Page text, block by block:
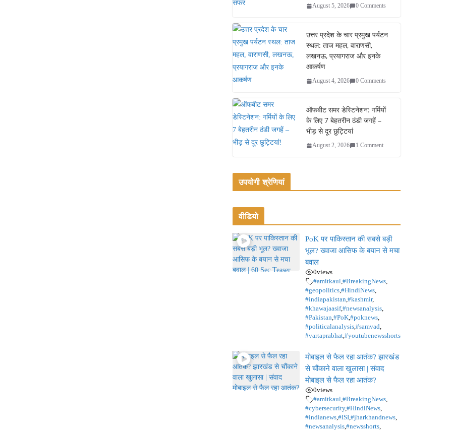
August 5, 2026 0 Comments
उत्तर प्रदेश के चार प्रमुख पर्यटन
स्थल: ताज महल, वाराणसी,
लखनऊ, प्रयागराज और इनके
आकर्षण
August 4, 2026 0 Comments
ऑफबीट समर डेस्टिनेशन: गर्मियों
के लिए 7 बेहतरीन ठंडी जगहें –
भीड़ से दूर छुट्टियां
August 2, 2026 1 Comment
उपयोगी श्रेणियां
वीडियो
PoK पर पाकिस्तान की सबसे बड़ी
भूल? ख्वाजा आसिफ के बयान से मचा
बवाल
0views
#amitkaul,#BreakingNews,
#geopolitics,#HindiNews,
#indiapakistan,#kashmir,
#khawajaasif,#newsanalysis,
#Pakistan,#PoK,#poknews,
#politicalanalysis,#samvad,
#vartaprabhat,#youtubenewsshorts
मोबाइल से फैल रहा आतंक? झारखंड
से चौंकाने वाला खुलासा | संवाद
मोबाइल से फैल रहा आतंक?
0views
#amitkaul,#BreakingNews,
#cybersecurity,#HindiNews,
#indianews,#ISI,#jharkhandnews,
#newsanalysis,#newsshorts,